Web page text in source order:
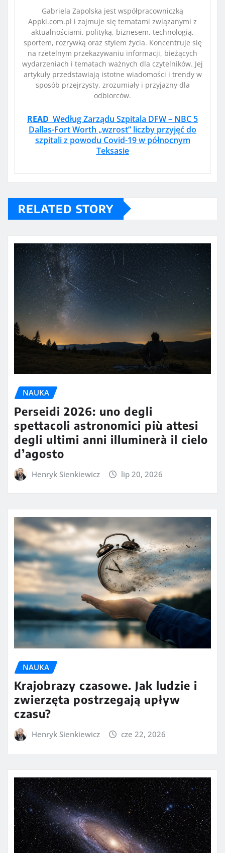
Gabriela Zapolska jest współpracowniczką
Appki.com.pl i zajmuje się tematami związanymi z
aktualnościami, polityką, biznesem, technologią,
sportem, rozrywką oraz stylem życia. Koncentruje się
na rzetelnym przekazywaniu informacji, bieżących
wydarzeniach i tematach ważnych dla czytelników. Jej
artykuły przedstawiają istotne wiadomości i trendy w
sposób przejrzysty, zrozumiały i przyjazny dla
odbiorców.
READ Według Zarządu Szpitala DFW – NBC 5
Dallas-Fort Worth „wzrost” liczby przyjęć do
szpitali z powodu Covid-19 w północnym
Teksasie
RELATED STORY
NAUKA
Perseidi 2026: uno degli
spettacoli astronomici più attesi
degli ultimi anni illuminerà il cielo
d’agosto
Henryk Sienkiewicz lip 20, 2026
NAUKA
Krajobrazy czasowe. Jak ludzie i
zwierzęta postrzegają upływ
czasu?
Henryk Sienkiewicz cze 22, 2026